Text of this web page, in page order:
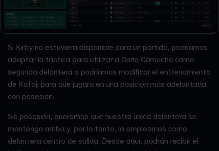
Si Kirby no estuviera disponible para un partido, podríamos
adaptar la táctica para utilizar a Carla Camacho como
segunda delantera o podríamos modificar el entrenamiento
de Kafaji para que jugara en una posición más adelantada
con posesión.
Sin posesión, queremos que nuestra única delantera se
mantenga arriba y, por lo tanto, la empleamos como
delantera centro de salida. Desde aquí, podrán recibir el